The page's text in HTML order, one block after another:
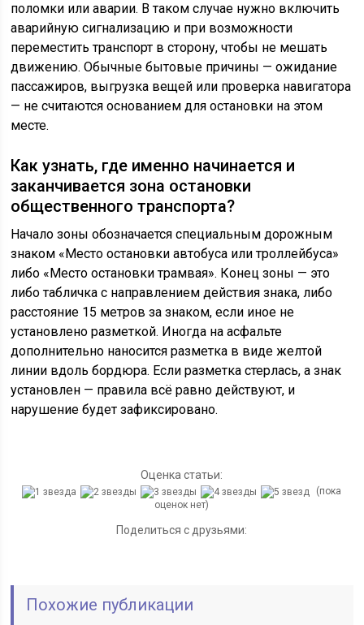
поломки или аварии. В таком случае нужно включить
аварийную сигнализацию и при возможности
переместить транспорт в сторону, чтобы не мешать
движению. Обычные бытовые причины — ожидание
пассажиров, выгрузка вещей или проверка навигатора
— не считаются основанием для остановки на этом
месте.
Как узнать, где именно начинается и
заканчивается зона остановки
общественного транспорта?
Начало зоны обозначается специальным дорожным
знаком «Место остановки автобуса или троллейбуса»
либо «Место остановки трамвая». Конец зоны — это
либо табличка с направлением действия знака, либо
расстояние 15 метров за знаком, если иное не
установлено разметкой. Иногда на асфальте
дополнительно наносится разметка в виде желтой
линии вдоль бордюра. Если разметка стерлась, а знак
установлен — правила всё равно действуют, и
нарушение будет зафиксировано.
Оценка статьи:
(пока
оценок нет)
Поделиться с друзьями:
Похожие публикации